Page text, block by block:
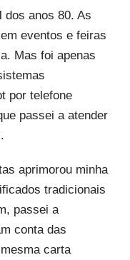
dos anos 80. As
eventos e feiras
Mas foi apenas
por telefone
passei a atender
aprimorou minha
tradicionais
passei a
conta das
carta